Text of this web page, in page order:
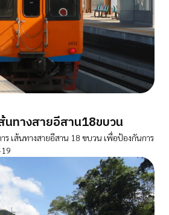
นทางสายอีสาน18ขบวน
ร เส้นทางสายอีสาน 18 ขบวน เพื่อป้องกันการ